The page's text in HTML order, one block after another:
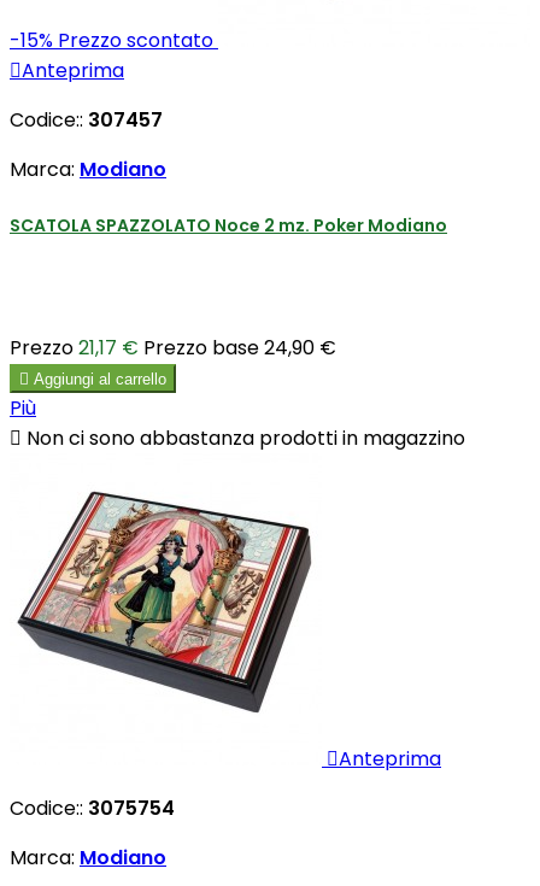
-15% Prezzo scontato
Anteprima
Codice:: 307457
Marca: Modiano
SCATOLA SPAZZOLATO Noce 2 mz. Poker Modiano
Prezzo21,17 € Prezzo base24,90 €
 Aggiungi al carrello
Più
 Non ci sono abbastanza prodotti in magazzino
Anteprima
Codice:: 3075754
Marca: Modiano